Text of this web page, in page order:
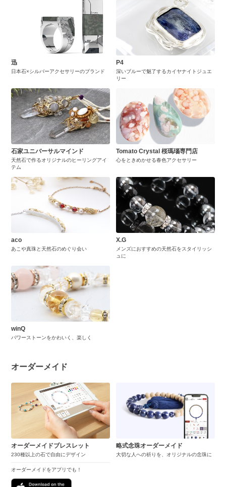
迅
日本石×シルバーアクセサリーのブランド
P4
深いブルーで魅了するカイヤナイトジュエ
リー
石家ユニバーサルマインド
天然石で作るオリジナルのヒーリングアイ
テム
Tomato Crystal 桜瑪瑙専門店
心をときめかせる春色アクセサリー
aco
あこや真珠と天然石のめぐり会い
X.G
メンズにおすすめの天然石をスタイリッシ
ュに
winQ
パワーストーンをかわいく、楽しく
オーダーメイド
オーダーメイドブレスレット
230種以上の石で自由にデザイン
オーダーメイドをアプリでも！
略式念珠オーダーメイド
大切な人への祈りを、オリジナルの念珠に